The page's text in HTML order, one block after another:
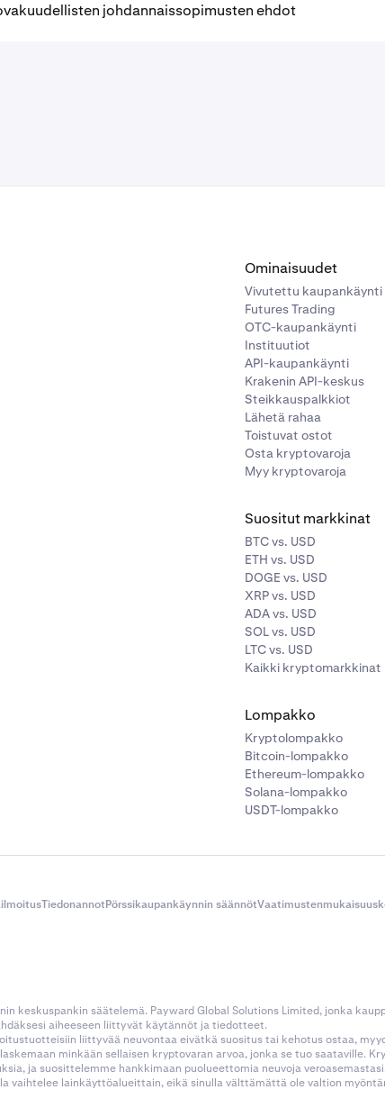
johdannaissopimusten ehdot
Ominaisuudet
Vivutettu kaupankäynti
Futures Trading
OTC-kaupankäynti
Instituutiot
API-kaupankäynti
Krakenin API-keskus
Steikkauspalkkiot
Lähetä rahaa
Toistuvat ostot
Osta kryptovaroja
Myy kryptovaroja
Suositut markkinat
BTC vs. USD
ETH vs. USD
DOGE vs. USD
XRP vs. USD
ADA vs. USD
SOL vs. USD
LTC vs. USD
Kaikki kryptomarkkinat
Lompakko
Kryptolompakko
Bitcoin-lompakko
Ethereum-lompakko
Solana-lompakko
USDT-lompakko
TiedonannotPörssikaupankäynnin säännöt
keskuspankin säätelemä. Payward Global Solutions Limited, jonka
aiheeseen liittyvät käytännöt ja tiedotteet.
liittyvää neuvontaa eivätkä suositus tai kehotus ostaa,
minkään sellaisen kryptovaran arvoa, jonka se tuo saataville.
ja suosittelemme hankkimaan puolueettomia neuvoja
vaihtelee lainkäyttöalueittain, eikä sinulla välttämättä ole valtion